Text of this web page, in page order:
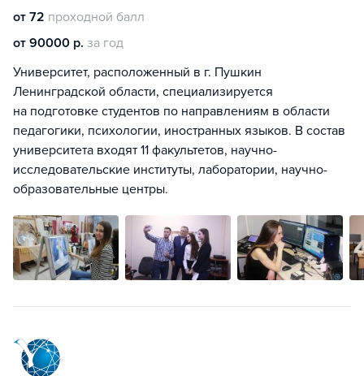
от 72 проходной балл
от 90000 р. за год
Университет, расположенный в г. Пушкин
Ленинградской области, специализируется
на подготовке студентов по направлениям в области
педагогики, психологии, иностранных языков. В состав
университета входят 11 факультетов, научно-
исследовательские институты, лаборатории, научно-
образовательные центры.